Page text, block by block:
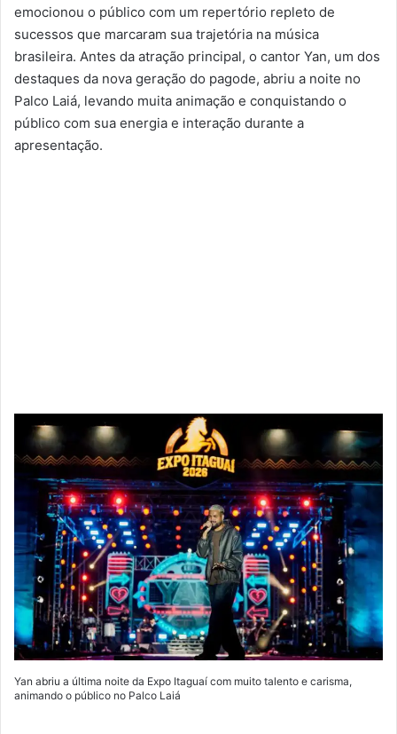
emocionou o público com um repertório repleto de
sucessos que marcaram sua trajetória na música
brasileira. Antes da atração principal, o cantor Yan, um dos
destaques da nova geração do pagode, abriu a noite no
Palco Laiá, levando muita animação e conquistando o
público com sua energia e interação durante a
apresentação.
Yan abriu a última noite da Expo Itaguaí com muito talento e carisma,
animando o público no Palco Laiá